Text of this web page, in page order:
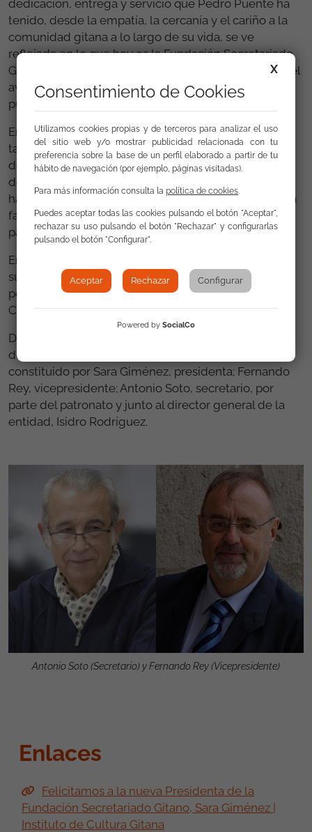
dedicación, entrega y servicio que Pedro Puente ha
tenido, desde la empatía, la cercanía y el cariño a la
comunidad gitana a lo largo de su vida, se ve
reflejada en lo que hoy es la Fundación Secretariado
Gitano y el papel que está teniendo esta entidad en el
avance en igualdad, derechos y reconocimiento del
pueblo gitano.
En la reunión del patronato de este 7 de junio,
también se ha procedido a la renovación de la figura
de Presidente de Honor de la FSG, que venía
desempeñando desde 2009 Álvaro Gil-Robles, quién
ha asistido a esta reunión y ha renunciado al puesto a
favor de Pedro Puente, con acuerdo unánime del
patronato.
En cuanto a la vicepresidencia de la Fundación, en
sustitución de Sara Giménez, el puesto será asumido
por Fernando Rey Martínez, catedrático de Derecho
Constitucional, patrono de la FSG desde 2005.
De este modo, el Comité Permanente del Patronato
de la Fundación Secretariado Gitano queda
constituido por Sara Giménez, presidenta; Fernando
Rey, vicepresidente; Antonio Soto, secretario, por
parte del patronato y junto al director general de la
entidad, Isidro Rodríguez.
Antonio Soto (Secretario) y Fernando Rey (Vicepresidente)
Enlaces
Felicitamos a la nueva Presidenta de la
Fundación Secretariado Gitano, Sara Giménez |
Instituto de Cultura Gitana
X
Consentimiento de Cookies
Utilizamos cookies propias y de terceros para analizar el uso
del sitio web y/o mostrar publicidad relacionada con tu
preferencia sobre la base de un perfil elaborado a partir de tu
hábito de navegación (por ejemplo, páginas visitadas).
Para más información consulta la política de cookies.
Puedes aceptar todas las cookies pulsando el botón "Aceptar",
rechazar su uso pulsando el botón "Rechazar" y configurarlas
pulsando el botón "Configurar".
Aceptar Rechazar Configurar
Powered by SocialCo